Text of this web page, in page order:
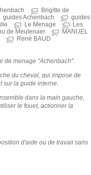
Brigitte de
guides Achenbach
guides
Le Menage
Les
de Meulenaer
MANUEL
René BAUD
de menage "Achenbach".
du cheval, qui impose de
sur la guide interne.
dans la main gauche,
le fouet, actionner la
d'aide ou de travail sans